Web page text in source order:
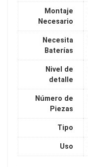
Montaje
Necesario
Necesita
Baterías
Nivel de
detalle
Número de
Piezas
Tipo
Uso